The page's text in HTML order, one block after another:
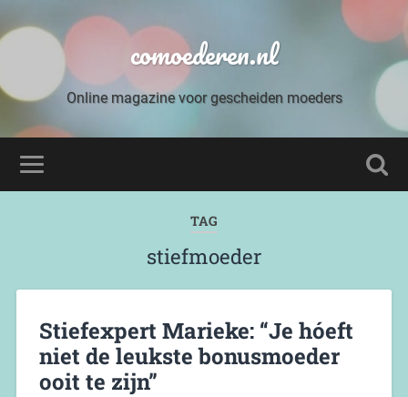
comoederen.nl
Online magazine voor gescheiden moeders
TAG
stiefmoeder
Stiefexpert Marieke: “Je hóeft
niet de leukste bonusmoeder
ooit te zijn”